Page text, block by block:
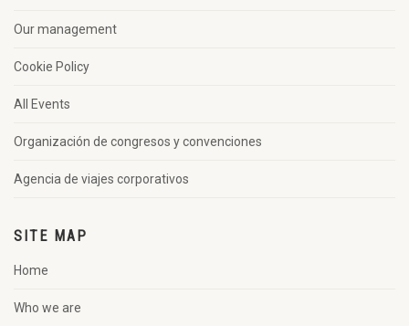
Our management
Cookie Policy
All Events
Organización de congresos y convenciones
Agencia de viajes corporativos
SITE MAP
Home
Who we are